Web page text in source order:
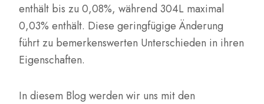
enthält bis zu 0,08%, während 304L maximal
0,03% enthält. Diese geringfügige Änderung
führt zu bemerkenswerten Unterschieden in ihren
Eigenschaften.
In diesem Blog werden wir uns mit den